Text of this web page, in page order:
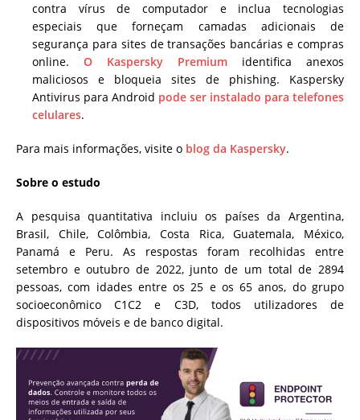
contra vírus de computador e inclua tecnologias
especiais que forneçam camadas adicionais de
segurança para sites de transações bancárias e compras
online. O Kaspersky Premium identifica anexos
maliciosos e bloqueia sites de phishing. Kaspersky
Antivirus para Android pode ser instalado para telefones
celulares.
Para mais informações, visite o blog da Kaspersky.
Sobre o estudo
A pesquisa quantitativa incluiu os países da Argentina,
Brasil, Chile, Colômbia, Costa Rica, Guatemala, México,
Panamá e Peru. As respostas foram recolhidas entre
setembro e outubro de 2022, junto de um total de 2894
pessoas, com idades entre os 25 e os 65 anos, do grupo
socioeconômico C1C2 e C3D, todos utilizadores de
dispositivos móveis e de banco digital.